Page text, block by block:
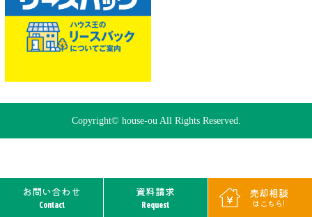
お問い合わせ
Contact
資料請求
Request
売却相談
はこちら!
Copyright© house-ou All Rights Reserved.